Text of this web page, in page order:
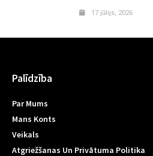
17 jūlijs, 2026
Palīdzība
Par Mums
Mans Konts
Veikals
Atgriežšanas Un Privātuma Politika